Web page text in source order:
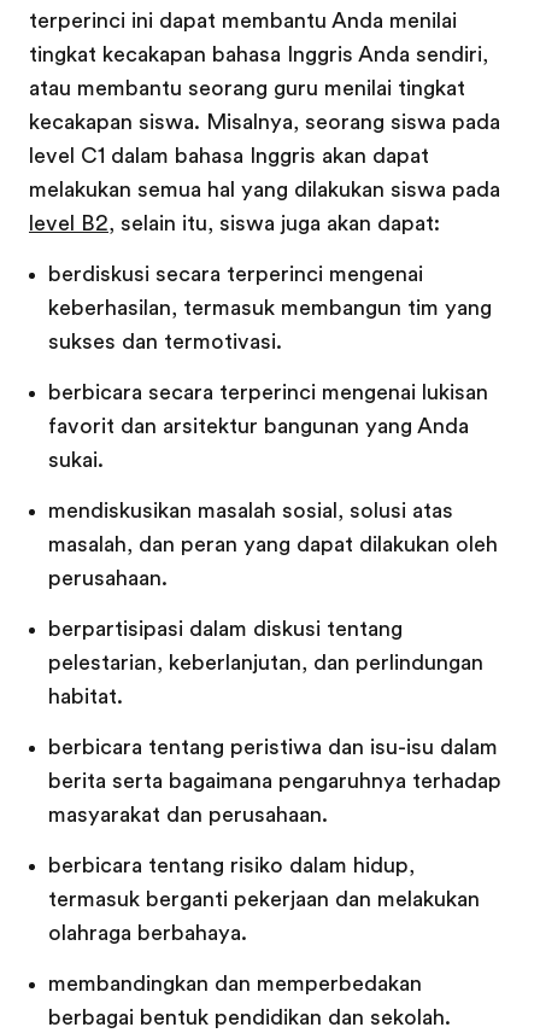
terperinci ini dapat membantu Anda menilai
tingkat kecakapan bahasa Inggris Anda sendiri,
atau membantu seorang guru menilai tingkat
kecakapan siswa. Misalnya, seorang siswa pada
level C1 dalam bahasa Inggris akan dapat
melakukan semua hal yang dilakukan siswa pada
level B2, selain itu, siswa juga akan dapat:
berdiskusi secara terperinci mengenai
keberhasilan, termasuk membangun tim yang
sukses dan termotivasi.
berbicara secara terperinci mengenai lukisan
favorit dan arsitektur bangunan yang Anda
sukai.
mendiskusikan masalah sosial, solusi atas
masalah, dan peran yang dapat dilakukan oleh
perusahaan.
berpartisipasi dalam diskusi tentang
pelestarian, keberlanjutan, dan perlindungan
habitat.
berbicara tentang peristiwa dan isu-isu dalam
berita serta bagaimana pengaruhnya terhadap
masyarakat dan perusahaan.
berbicara tentang risiko dalam hidup,
termasuk berganti pekerjaan dan melakukan
olahraga berbahaya.
membandingkan dan memperbedakan
berbagai bentuk pendidikan dan sekolah.